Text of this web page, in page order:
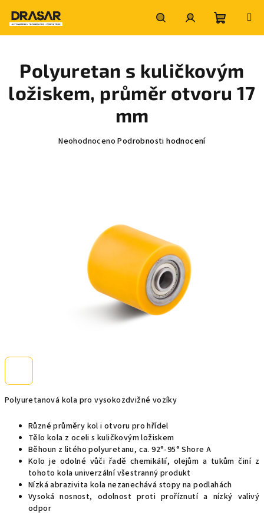
obsah
HledatPřihlášeníNákupní
košík
Polyuretanová kola pro vysokozdvižné vozíky
Různé průměry kol i otvoru pro hřídel
Tělo kola z oceli s kuličkovým ložiskem
Běhoun z litého polyuretanu, ca. 92°-95° Shore A
Kolo je odolné vůči řadě chemikálií, olejům a tukům činí z
tohoto kola univerzální všestranný produkt
Nízká abrazivita kola nezanechává stopy na podlahách
Vysoká nosnost, odolnost proti proříznutí a nízký valivý
odpor
Polyuretan s kuličkovým
ložiskem, průměr otvoru 17
mm
Průměrné
Neohodnoceno Podrobnosti hodnocení